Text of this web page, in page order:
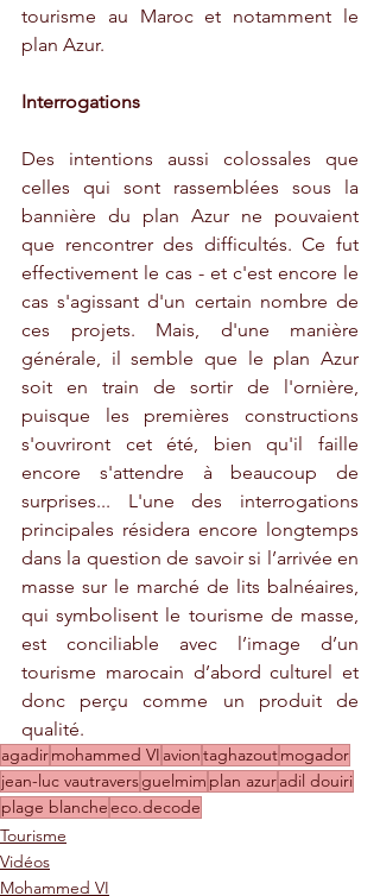
tourisme au Maroc et notamment le
plan Azur.
Interrogations
Des intentions aussi colossales que
celles qui sont rassemblées sous la
bannière du plan Azur ne pouvaient
que rencontrer des difficultés. Ce fut
effectivement le cas - et c'est encore le
cas s'agissant d'un certain nombre de
ces projets. Mais, d'une manière
générale, il semble que le plan Azur
soit en train de sortir de l'ornière,
puisque les premières constructions
s'ouvriront cet été, bien qu'il faille
encore s'attendre à beaucoup de
surprises... L'une des interrogations
principales résidera encore longtemps
dans la question de savoir si l’arrivée en
masse sur le marché de lits balnéaires,
qui symbolisent le tourisme de masse,
est conciliable avec l’image d’un
tourisme marocain d’abord culturel et
donc perçu comme un produit de
qualité.
agadirmohammed VI aviontaghazoutmogador
jean-luc vautraversguelmim plan azuradil douiri
plage blancheeco.decode
Tourisme
Vidéos
Mohammed VI